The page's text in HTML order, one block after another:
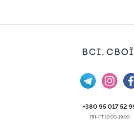
+380 95 017 52
ПН-ПТ 10:00-19:00